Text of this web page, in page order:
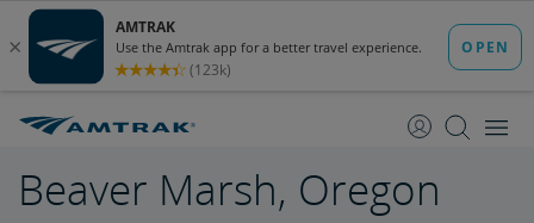
Contenido
Navegación
Beaver Marsh, Oregon